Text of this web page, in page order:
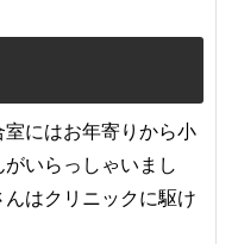
にはお年寄りから小
いらっしゃいまし
はクリニックに駆け